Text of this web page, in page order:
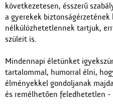
következetesen, ésszerű
a gyerekek biztonságérzetének
nélkülözhetetlennek tartjuk,
szüleit is.
Mindennapi életünket
tartalommal, humorral élni,
élményekkel gondoljanak
és remélhetően feledhetetlen -